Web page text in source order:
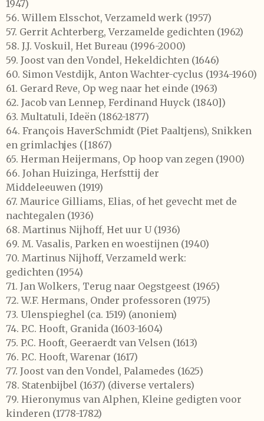
1947)
56. Willem Elsschot, Verzameld werk (1957)
57. Gerrit Achterberg, Verzamelde gedichten (1962)
58. J.J. Voskuil, Het Bureau (1996-2000)
59. Joost van den Vondel, Hekeldichten (1646)
60. Simon Vestdijk, Anton Wachter-cyclus (1934-1960)
61. Gerard Reve, Op weg naar het einde (1963)
62. Jacob van Lennep, Ferdinand Huyck (1840])
63. Multatuli, Ideën (1862-1877)
64. François HaverSchmidt (Piet Paaltjens), Snikken
en grimlachjes ([1867)
65. Herman Heijermans, Op hoop van zegen (1900)
66. Johan Huizinga, Herfsttij der
Middeleeuwen (1919)
67. Maurice Gilliams, Elias, of het gevecht met de
nachtegalen (1936)
68. Martinus Nijhoff, Het uur U (1936)
69. M. Vasalis, Parken en woestijnen (1940)
70. Martinus Nijhoff, Verzameld werk:
gedichten (1954)
71. Jan Wolkers, Terug naar Oegstgeest (1965)
72. W.F. Hermans, Onder professoren (1975)
73. Ulenspieghel (ca. 1519) (anoniem)
74. P.C. Hooft, Granida (1603-1604)
75. P.C. Hooft, Geeraerdt van Velsen (1613)
76. P.C. Hooft, Warenar (1617)
77. Joost van den Vondel, Palamedes (1625)
78. Statenbijbel (1637) (diverse vertalers)
79. Hieronymus van Alphen, Kleine gedigten voor
kinderen (1778-1782)